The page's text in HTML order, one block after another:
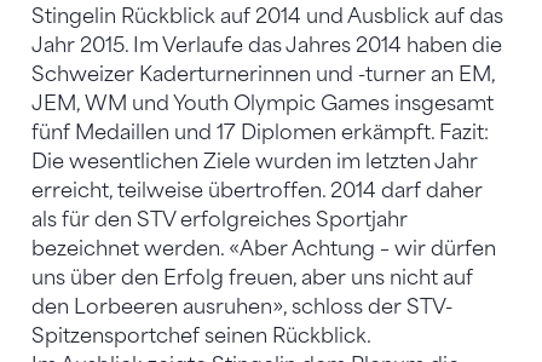
Stingelin Rückblick auf 2014 und Ausblick auf das
Jahr 2015. Im Verlaufe das Jahres 2014 haben die
Schweizer Kaderturnerinnen und -turner an EM,
JEM, WM und Youth Olympic Games insgesamt
fünf Medaillen und 17 Diplomen erkämpft. Fazit:
Die wesentlichen Ziele wurden im letzten Jahr
erreicht, teilweise übertroffen. 2014 darf daher
als für den STV erfolgreiches Sportjahr
bezeichnet werden. «Aber Achtung – wir dürfen
uns über den Erfolg freuen, aber uns nicht auf
den Lorbeeren ausruhen», schloss der STV-
Spitzensportchef seinen Rückblick.